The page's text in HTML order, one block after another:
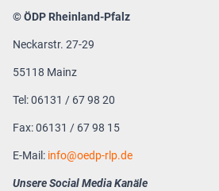
© ÖDP Rheinland-Pfalz
Neckarstr. 27-29
55118 Mainz
Tel: 06131 / 67 98 20
Fax: 06131 / 67 98 15
E-Mail: info oedp-rlp.de
Unsere Social Media Kanäle